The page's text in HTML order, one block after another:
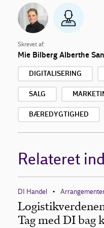
Skrevet af:
Mie Bilberg Alberthe
DIGITALISERING
SALG
BÆREDYGTIGHED
Relateret
DI Handel •
Tag med DI bag